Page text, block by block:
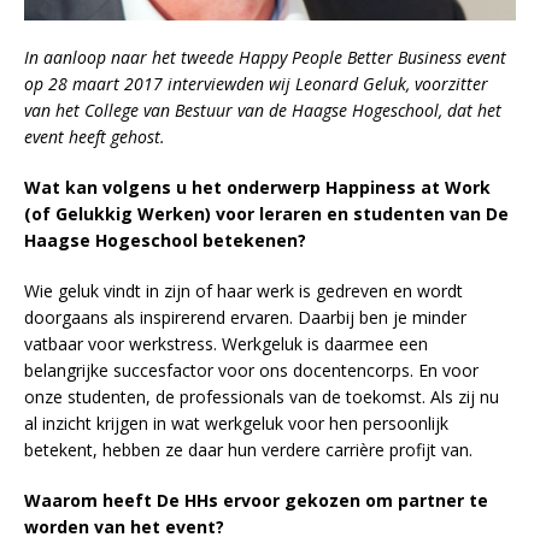
In aanloop naar het tweede Happy People Better Business event
op 28 maart 2017 interviewden wij Leonard Geluk, voorzitter
van het College van Bestuur van de Haagse Hogeschool, dat het
event heeft gehost.
Wat kan volgens u het onderwerp Happiness at Work
(of Gelukkig Werken) voor leraren en studenten van De
Haagse Hogeschool betekenen?
Wie geluk vindt in zijn of haar werk is gedreven en wordt
doorgaans als inspirerend ervaren. Daarbij ben je minder
vatbaar voor werkstress. Werkgeluk is daarmee een
belangrijke succesfactor voor ons docentencorps. En voor
onze studenten, de professionals van de toekomst. Als zij nu
al inzicht krijgen in wat werkgeluk voor hen persoonlijk
betekent, hebben ze daar hun verdere carrière profijt van.
Waarom heeft De HHs ervoor gekozen om partner te
worden van het event?